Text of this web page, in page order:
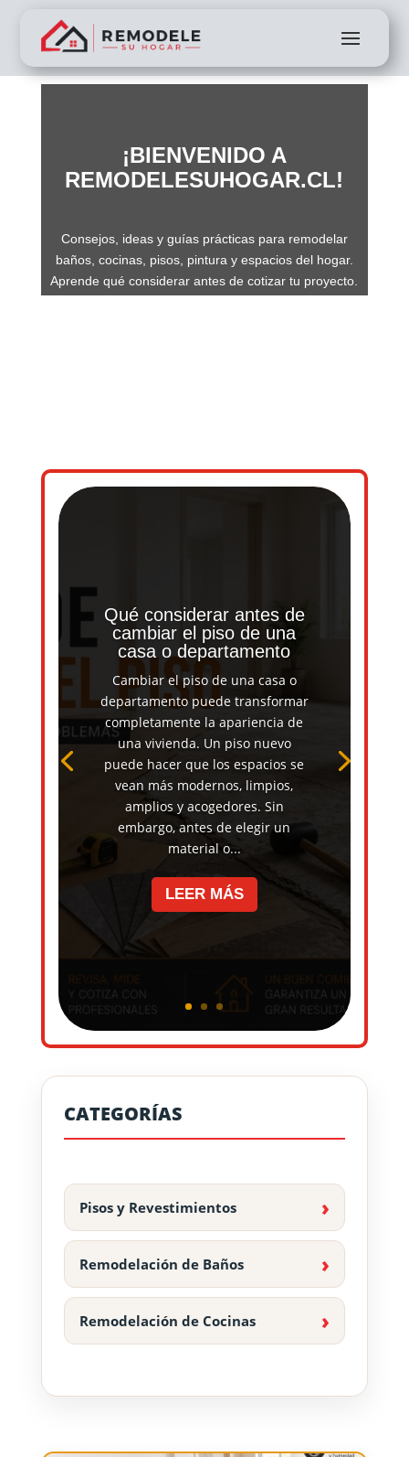
¡BIENVENIDO A
REMODELESUHOGAR.CL!
Consejos, ideas y guías prácticas para remodelar
baños, cocinas, pisos, pintura y espacios del hogar.
Aprende qué considerar antes de cotizar tu proyecto.
Qué considerar antes de
cambiar el piso de una
casa o departamento
Cambiar el piso de una casa o
departamento puede transformar
completamente la apariencia de
una vivienda. Un piso nuevo
puede hacer que los espacios se
vean más modernos, limpios,
amplios y acogedores. Sin
embargo, antes de elegir un
material o...
LEER MÁS
CATEGORÍAS
Pisos y Revestimientos
Remodelación de Baños
Remodelación de Cocinas